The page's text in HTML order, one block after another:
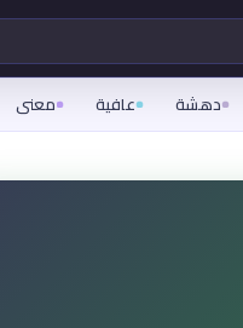
دهشة عافية معنى